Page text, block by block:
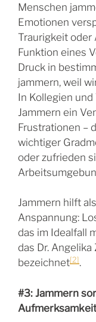
Menschen
Emotionen
Traurigkeit oder
Funktion eines
Druck in
jammern, weil
In Kollegien
Jammern ein
Frustrationen –
wichtiger
oder zufrieden
Jammern hilft
Anspannung:
das im Idealfall
das Dr.
bezeichnet[2].
#3: Jammern